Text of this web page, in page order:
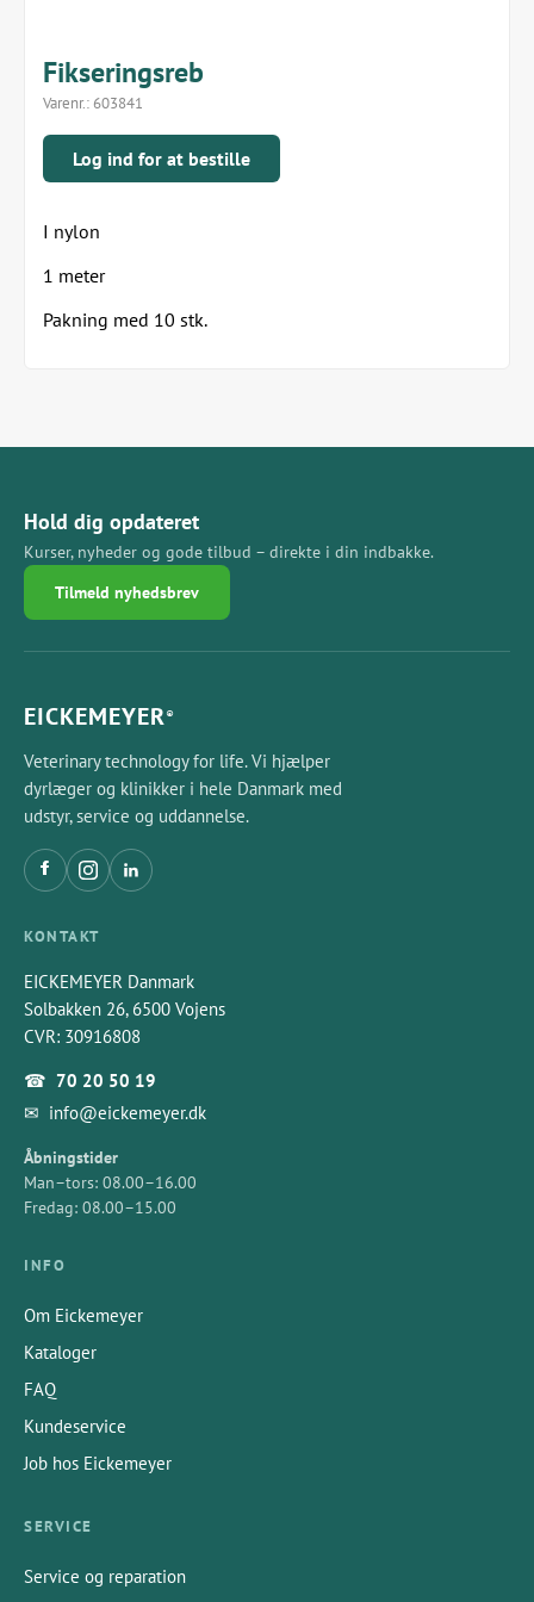
Fikseringsreb
Varenr.: 603841
Log ind for at bestille
I nylon
1 meter
Pakning med 10 stk.
Hold dig opdateret
Kurser, nyheder og gode tilbud – direkte i din indbakke.
Tilmeld nyhedsbrev
EICKEMEYER®
Veterinary technology for life. Vi hjælper
dyrlæger og klinikker i hele Danmark med
udstyr, service og uddannelse.
KONTAKT
EICKEMEYER Danmark
Solbakken 26, 6500 Vojens
CVR: 30916808
☎ 70 20 50 19
✉ info@eickemeyer.dk
Åbningstider
Man–tors: 08.00–16.00
Fredag: 08.00–15.00
INFO
Om Eickemeyer
Kataloger
FAQ
Kundeservice
Job hos Eickemeyer
SERVICE
Service og reparation